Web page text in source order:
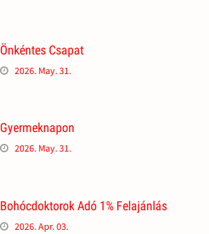
Önkéntes Csapat
2026. May. 31.
Gyermeknapon
2026. May. 31.
Bohócdoktorok Adó 1% Felajánlás
2026. Apr. 03.